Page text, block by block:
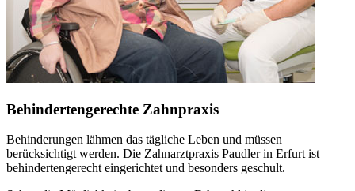
Behindertengerechte Zahnpraxis
Behinderungen lähmen das tägliche Leben und müssen
berücksichtigt werden. Die Zahnarztpraxis Paudler in Erfurt ist
behindertengerecht eingerichtet und besonders geschult.